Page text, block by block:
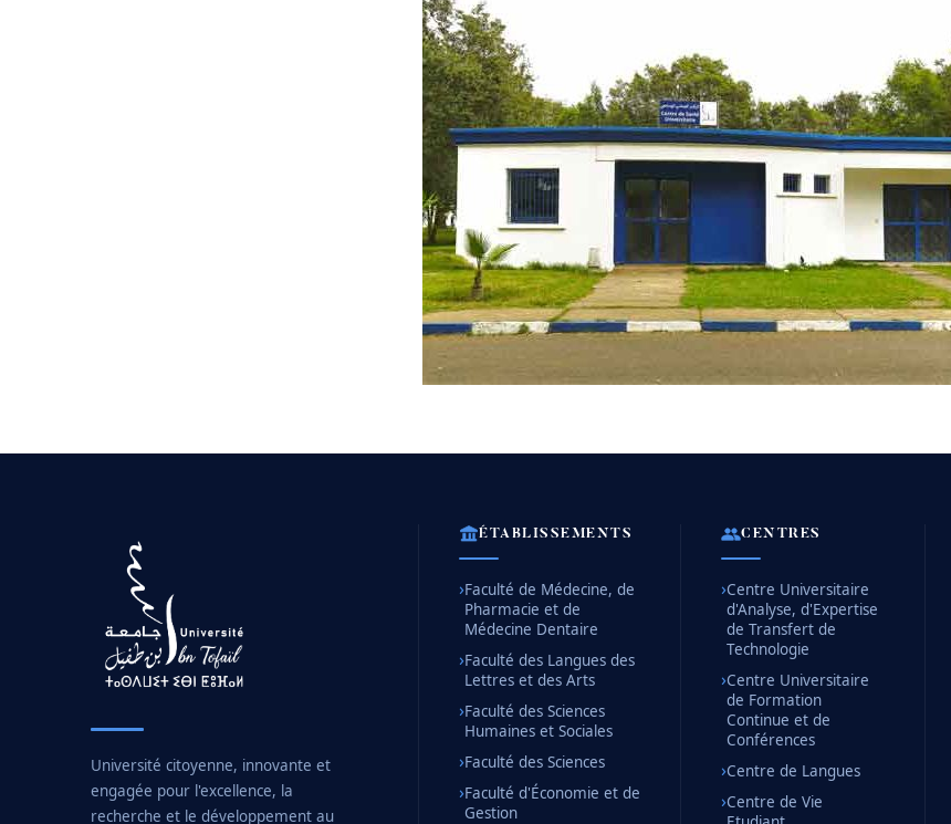
Université citoyenne, innovante et
engagée pour l'excellence, la
recherche et le développement au
ÉTABLISSEMENTS
Faculté de Médecine, de
Pharmacie et de
Médecine Dentaire
Faculté des Langues des
Lettres et des Arts
Faculté des Sciences
Humaines et Sociales
Faculté des Sciences
Faculté d'Économie et de
Gestion
CENTRES
Centre Universitaire
d'Analyse, d'Expertise
de Transfert de
Technologie
Centre Universitaire
de Formation
Continue et de
Conférences
Centre de Langues
Centre de Vie